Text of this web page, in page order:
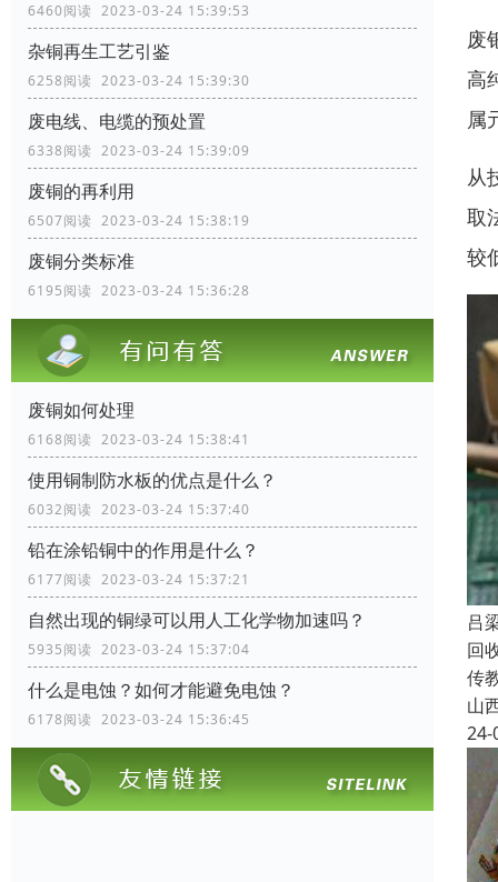
6460阅读 2023-03-24 15:39:53
杂铜再生工艺引鉴
6258阅读 2023-03-24 15:39:30
废电线、电缆的预处置
6338阅读 2023-03-24 15:39:09
废铜的再利用
6507阅读 2023-03-24 15:38:19
废铜分类标准
6195阅读 2023-03-24 15:36:28
废铜如何处理
6168阅读 2023-03-24 15:38:41
使用铜制防水板的优点是什么？
6032阅读 2023-03-24 15:37:40
铅在涂铅铜中的作用是什么？
6177阅读 2023-03-24 15:37:21
自然出现的铜绿可以用人工化学物加速吗？
5935阅读 2023-03-24 15:37:04
什么是电蚀？如何才能避免电蚀？
6178阅读 2023-03-24 15:36:45
废
高
属
从
取
较
吕
回
传
山
24-